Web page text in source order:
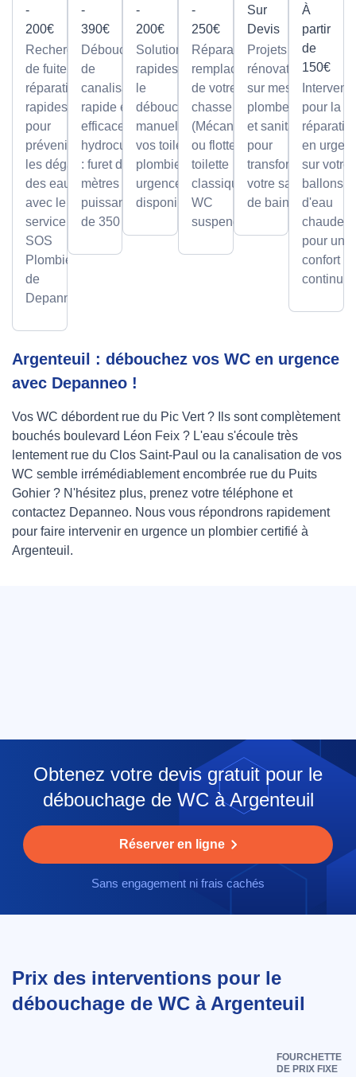
-
200€
Recherche
de fuite et
réparation
rapides
pour
prévenir
les dégâts
des eaux
avec le
service
SOS
Plombier
de
Depanneo
-
390€
Débouchage
de
canalisation
rapide et
efficace par
hydrocurage
: furet de 100
mètres et
puissance
de 350 bars.
-
200€
Solutions
rapides pour
le
débouchage
manuel de
vos toilettes,
plombier en
urgence
disponible.
-
250€
Réparation et
remplacement
de votre
chasse d'eau
(Mécanisme
ou flotteur) sur
toilette
classique ou
WC
suspendu.
Sur
Devis
Projets de
rénovation
sur mesure
plomberie
et sanitaire
pour
transformer
votre salle
de bain.
À
partir
de
150€
pour la
en
sur votre
ballons
d'eau
chaude,
pour un
confort
continu.
Argenteuil : débouchez vos WC en urgence
avec Depanneo !
Vos WC débordent rue du Pic Vert ? Ils sont complètement
bouchés boulevard Léon Feix ? L'eau s'écoule très
lentement rue du Clos Saint-Paul ou la canalisation de vos
WC semble irrémédiablement encombrée rue du Puits
Gohier ? N'hésitez plus, prenez votre téléphone et
contactez Depanneo. Nous vous répondrons rapidement
pour faire intervenir en urgence un plombier certifié à
Argenteuil.
Obtenez votre devis gratuit pour le
débouchage de WC à Argenteuil
Réserver en ligne
Sans engagement ni frais cachés
Prix des interventions pour le
débouchage de WC à Argenteuil
FOURCHETTE
DE PRIX FIXE